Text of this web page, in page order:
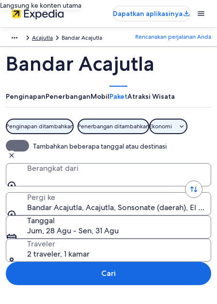
Langsung ke konten utama
Dapatkan aplikasinya
Acajutla Bandar Acajutla Rencanakan perjalanan Anda
Bandar Acajutla
PenginapanPenerbanganMobilPaketAtraksi Wisata
Penginapan ditambahkan Penerbangan ditambahkanEkonomi
Tambahkan beberapa tanggal atau destinasi
Berangkat dari
Pergi ke
Bandar Acajutla, Acajutla, Sonsonate (daerah), El
Tanggal
Jum, 28 Agu - Sen, 31 Agu
Traveler
2 traveler, 1 kamar
Cari